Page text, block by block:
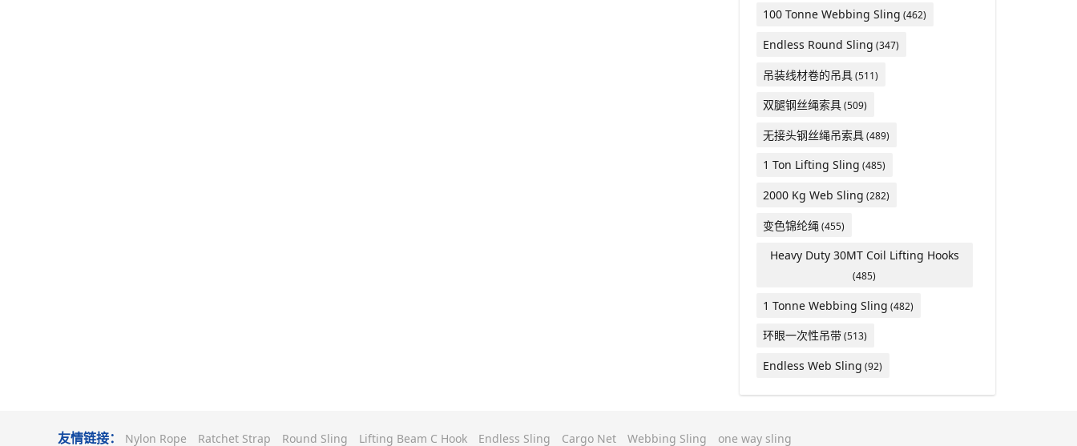
100 Tonne Webbing Sling (462)
Endless Round Sling (347)
吊装线材卷的吊具(511)
双腿钢丝绳索具(509)
无接头钢丝绳吊索具(489)
1 Ton Lifting Sling (485)
2000 Kg Web Sling (282)
变色锦纶绳 (455)
Heavy Duty 30MT Coil Lifting Hooks
(485)
1 Tonne Webbing Sling (482)
环眼一次性吊带(513)
Endless Web Sling (92)
友情链接： Nylon Rope Ratchet Strap Round Sling Lifting Beam C Hook Endless Sling Cargo Net Webbing Sling one way sling